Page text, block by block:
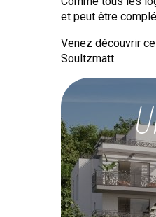
et peut être
Venez découvrir
Soultzmatt.